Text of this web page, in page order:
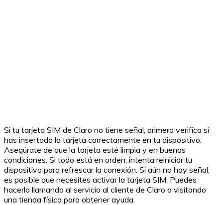
Si tu tarjeta SIM de Claro no tiene señal, primero verifica si
has insertado la tarjeta correctamente en tu dispositivo.
Asegúrate de que la tarjeta esté limpia y en buenas
condiciones. Si todo está en orden, intenta reiniciar tu
dispositivo para refrescar la conexión. Si aún no hay señal,
es posible que necesites activar la tarjeta SIM. Puedes
hacerlo llamando al servicio al cliente de Claro o visitando
una tienda física para obtener ayuda.